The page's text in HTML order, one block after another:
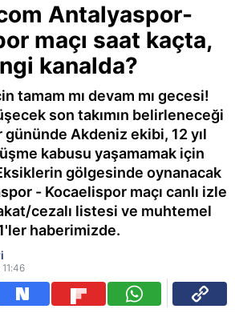
Antalyaspor-
maçı saat kaçta,
kanalda?
tamam mı devam mı gecesi!
son takımın belirleneceği
Akdeniz ekibi, 12 yıl
kabusu yaşamamak için
gölgesinde oynanacak
- Kocaelispor maçı canlı izle
cezalı listesi ve muhtemel
haberimizde.